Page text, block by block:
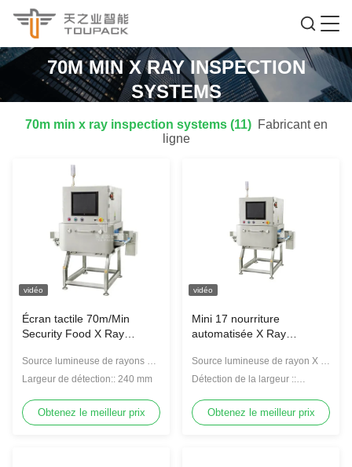
70M MIN X RAY INSPECTION
SYSTEMS
70m min x ray inspection systems (11) Fabricant en
ligne
vidéo
Écran tactile 70m/Min
Security Food X Ray
Source lumineuse de rayons X::
150 W/100 KV
Largeur de détection:: 240 mm
Obtenez le meilleur prix
vidéo
Mini 17 nourriture
automatisée X Ray
pouce par HMI 70m/Min
High Speed
Source lumineuse de rayon X ::
Inspecteur de rayon X de la
Détection de la largeur ::
nourriture de 400mm
Obtenez le meilleur prix